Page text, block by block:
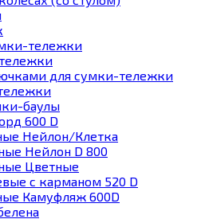
тележки
для сумки-тележки
баулы
600 D
Нейлон/Клетка
Нейлон D 800
Цветные
с карманом 520 D
Камуфляж 600D